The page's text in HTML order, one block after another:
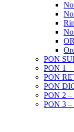
PON
PON 1 –
PON
PON
PON 2 –
PON 3 –